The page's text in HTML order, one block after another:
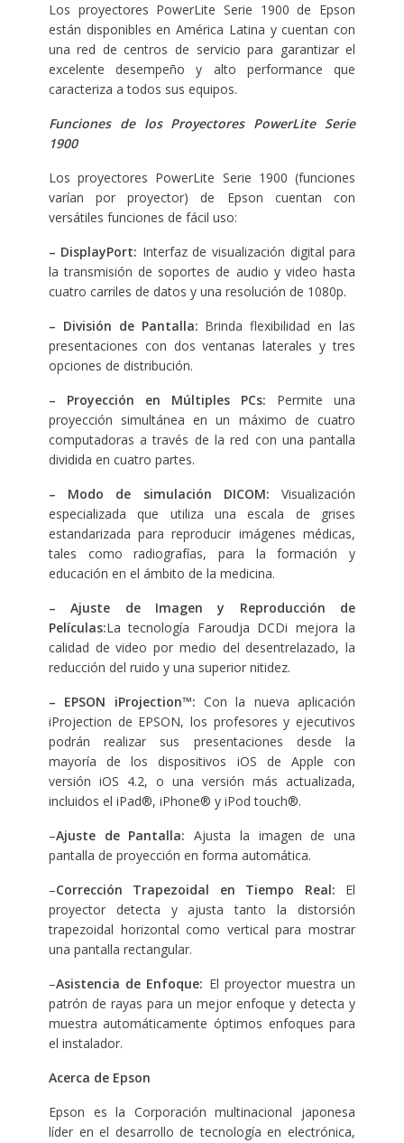
Los proyectores PowerLite Serie 1900 de Epson
están disponibles en América Latina y cuentan con
una red de centros de servicio para garantizar el
excelente desempeño y alto performance que
caracteriza a todos sus equipos.
Funciones de los Proyectores PowerLite Serie
1900
Los proyectores PowerLite Serie 1900 (funciones
varían por proyector) de Epson cuentan con
versátiles funciones de fácil uso:
– DisplayPort: Interfaz de visualización digital para
la transmisión de soportes de audio y video hasta
cuatro carriles de datos y una resolución de 1080p.
– División de Pantalla: Brinda flexibilidad en las
presentaciones con dos ventanas laterales y tres
opciones de distribución.
– Proyección en Múltiples PCs: Permite una
proyección simultánea en un máximo de cuatro
computadoras a través de la red con una pantalla
dividida en cuatro partes.
– Modo de simulación DICOM: Visualización
especializada que utiliza una escala de grises
estandarizada para reproducir imágenes médicas,
tales como radiografías, para la formación y
educación en el ámbito de la medicina.
– Ajuste de Imagen y Reproducción de
Películas:La tecnología Faroudja DCDi mejora la
calidad de video por medio del desentrelazado, la
reducción del ruido y una superior nitidez.
– EPSON iProjection™: Con la nueva aplicación
iProjection de EPSON, los profesores y ejecutivos
podrán realizar sus presentaciones desde la
mayoría de los dispositivos iOS de Apple con
versión iOS 4.2, o una versión más actualizada,
incluidos el iPad®, iPhone® y iPod touch®.
–Ajuste de Pantalla:Ajusta la imagen de una
pantalla de proyección en forma automática.
–Corrección Trapezoidal en Tiempo Real: El
proyector detecta y ajusta tanto la distorsión
trapezoidal horizontal como vertical para mostrar
una pantalla rectangular.
–Asistencia de Enfoque: El proyector muestra un
patrón de rayas para un mejor enfoque y detecta y
muestra automáticamente óptimos enfoques para
el instalador.
Acerca de Epson
Epson es la Corporación multinacional japonesa
líder en el desarrollo de tecnología en electrónica,